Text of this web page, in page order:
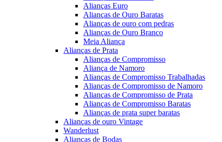
Alianças Euro
Alianças de Ouro Baratas
Alianças de ouro com pedras
Alianças de Ouro Branco
Meia Aliança
Alianças de Prata
Alianças de Compromisso
Aliança de Namoro
Alianças de Compromisso Trabalhadas
Alianças de Compromisso de Namoro
Alianças de Compromisso de Prata
Alianças de Compromisso Baratas
Alianças de prata super baratas
Alianças de ouro Vintage
Wanderlust
Alianças de Bodas